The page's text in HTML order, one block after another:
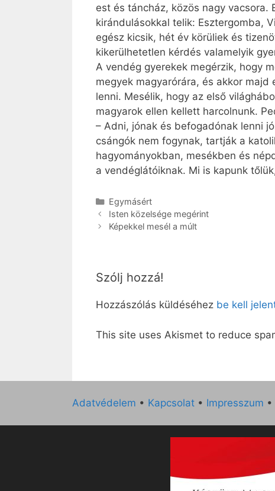
est és táncház, közös nagy
kirándulásokkal telik: Esztergomba,
egész kicsik, hét év körüliek és
kikerülhetetlen kérdés valamelyik
A vendég gyerekek megérzik, hogy
megyek magyarórára, és akkor majd
lenni. Mesélik, hogy az első
magyarok ellen kellett harcolnunk.
– Adni, jónak és befogadónak lenni
csángók nem fogynak, tartják a
hagyományokban, mesékben és
a vendéglátóiknak. Mi is kapunk
Kategória
Egymásért
Isten közelsége megérint
Képekkel mesél a múlt
Szólj hozzá!
Hozzászólás küldéséhez be kell
This site uses Akismet to reduce
Adatvédelem • Kapcsolat • Impresszum •